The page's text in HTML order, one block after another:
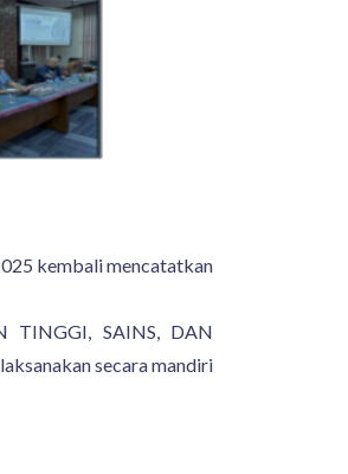
kembali mencatatkan
TINGGI, SAINS, DAN
secara mandiri